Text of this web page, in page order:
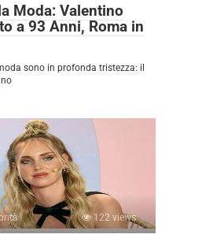
Moda: Valentino
a 93 Anni, Roma in
sono in profonda tristezza: il
122 views